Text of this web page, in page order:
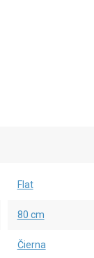
Flat
80 cm
Čierna